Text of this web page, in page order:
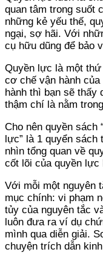
quan tâm trong suốt
những kẻ yếu thế,
ngại, sợ hãi. Với
cụ hữu dũng để bảo
Quyền lực là một
cơ chế vận hành
hành thì bạn sẽ thấy
thậm chí là nằm
Cho nên quyền sách
lực” là 1 quyển sách
nhìn tổng quan về
cốt lõi của quyền lực
Với mỗi một nguyên
mục chính: vi phạm
tủy của nguyên tắc
luôn đưa ra ví dụ
mình qua diễn giải.
chuyện trích dẫn